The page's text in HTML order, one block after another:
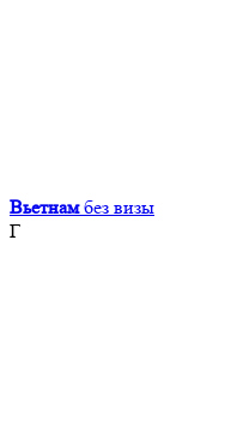
Вьетнам без визы
Г